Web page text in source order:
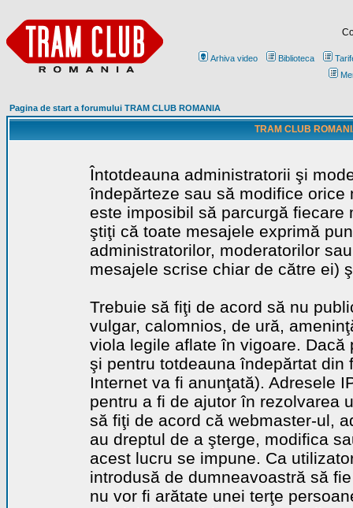
Arhiva video Biblioteca
Pagina de start a forumului TRAM CLUB ROMANIA
TRAM CLUB
Întotdeauna administratorii şi
îndepărteze sau să modifice
este imposibil să parcurgă
ştiţi că toate mesajele exprimă
administratorilor, moderatorilor
mesajele scrise chiar de către ei)
Trebuie să fiţi de acord să nu
vulgar, calomnios, de ură,
viola legile aflate în vigoare.
şi pentru totdeauna îndepărtat
Internet va fi anunţată). Adresele
pentru a fi de ajutor în rezolvarea
să fiţi de acord că webmaster-ul,
au dreptul de a şterge, modifica
acest lucru se impune. Ca
introdusă de dumneavoastră să
nu vor fi arătate unei terţe